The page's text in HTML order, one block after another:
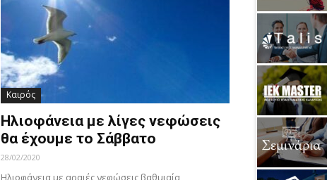
Καιρός
Ηλιοφάνεια με λίγες νεφώσεις
θα έχουμε το Σάββατο
28/02/2020
Ηλιοφάνεια με αραιές νεφώσεις βαθμιαία